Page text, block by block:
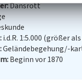
Dansrott
i.d.R. 1:5.000 (größer
Geländebegehung/-
Beginn vor 1870